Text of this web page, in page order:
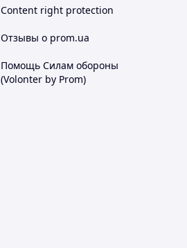
Content right protection
Отзывы о prom.ua
Помощь Силам обороны
(Volonter by Prom)